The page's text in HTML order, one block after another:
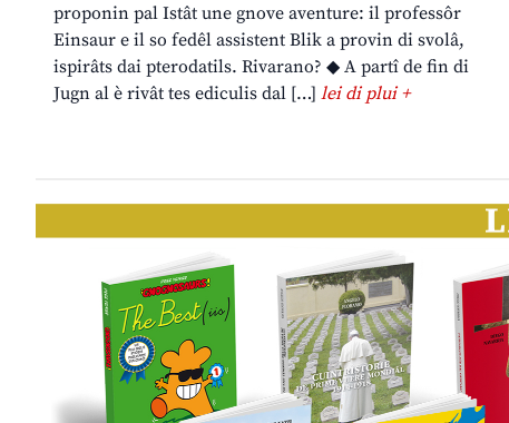
proponin pal Istât une gnove aventure: il professôr
Einsaur e il so fedêl assistent Blik a provin di svolâ,
ispirâts dai pterodatils. Rivarano? ◆ A partî de fin di
Jugn al è rivât tes ediculis dal […] lei di plui +